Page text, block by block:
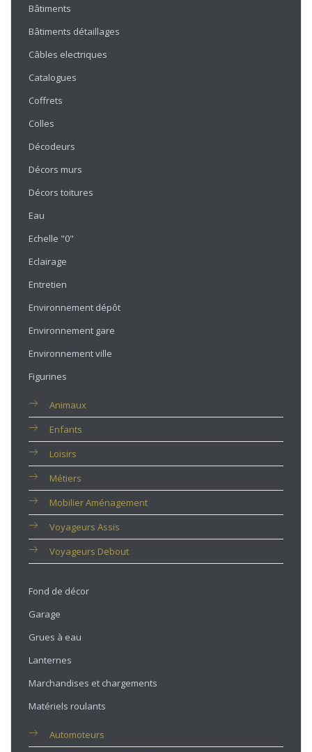
Bâtiments
Bâtiments détaillages
Câbles electriques
Catalogues
Coffrets
Colles
Décodeurs
Décors murs
Décors toitures
Eau
Echelle "0"
Eclairage
Entretien
Environnement dépôt
Environnement gare
Environnement ville
Figurines
Animaux
Enfants
Loisirs
Métiers
Mobilier Aménagement
Voyageurs Assis
Voyageurs Debout
Fond de décor
Garage
Grues à eau
Lanternes
Marchandises et chargements
Matériels roulants
Automoteurs